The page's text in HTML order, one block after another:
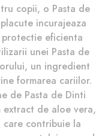
copii, o Pasta de
incurajeaza
eficienta
unei Pasta de
un ingredient
formarea cariilor.
de Pasta de Dinti
de aloe vera,
care contribuie la